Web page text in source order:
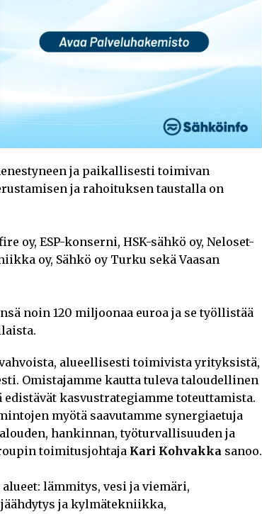
ja paikallisesti toimivan
ja rahoituksen taustalla on
oy, ESP-konserni, HSK-sähkö oy, Neloset-
oy, Sähkö oy Turku sekä Vaasan
noin 120 miljoonaa euroa ja se työllistää
alueellisesti toimivista yrityksistä,
Omistajamme kautta tuleva taloudellinen
kasvustrategiamme toteuttamista.
myötä saavutamme synergiaetuja
hankinnan, työturvallisuuden ja
toimitusjohtaja Kari Kohvakka sanoo.
lämmitys, vesi ja viemäri,
ja kylmätekniikka,